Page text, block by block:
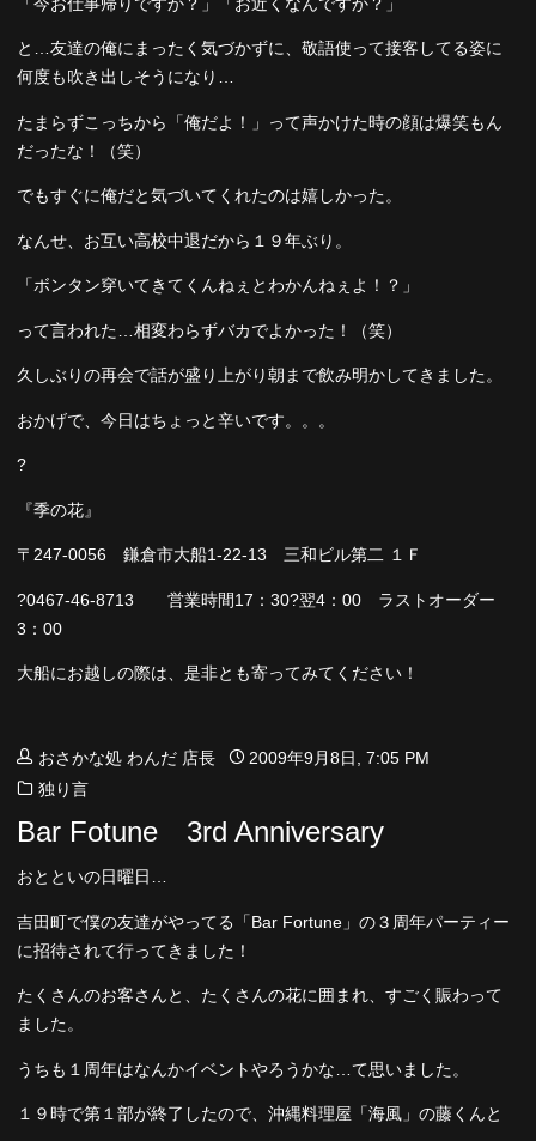
「今お仕事帰りですか？」「お近くなんですか？」
と…友達の俺にまったく気づかずに、敬語使って接客してる姿に
何度も吹き出しそうになり…
たまらずこっちから「俺だよ！」って声かけた時の顔は爆笑もん
だったな！（笑）
でもすぐに俺だと気づいてくれたのは嬉しかった。
なんせ、お互い高校中退だから１９年ぶり。
「ボンタン穿いてきてくんねぇとわかんねぇよ！？」
って言われた…相変わらずバカでよかった！（笑）
久しぶりの再会で話が盛り上がり朝まで飲み明かしてきました。
おかげで、今日はちょっと辛いです。。。
?
『季の花』
〒247-0056 鎌倉市大船1-22-13 三和ビル第二 １Ｆ
?0467-46-8713 営業時間17：30?翌4：00 ラストオーダー
3：00
大船にお越しの際は、是非とも寄ってみてください！
おさかな処 わんだ 店長
2009年9月8日, 7:05 PM
独り言
Bar Fotune 3rd Anniversary
おとといの日曜日…
吉田町で僕の友達がやってる「Bar Fortune」の３周年パーティー
に招待されて行ってきました！
たくさんのお客さんと、たくさんの花に囲まれ、すごく賑わって
ました。
うちも１周年はなんかイベントやろうかな…て思いました。
１９時で第１部が終了したので、沖縄料理屋「海風」の藤くんと